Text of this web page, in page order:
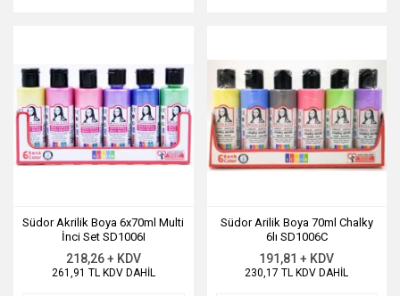
Südor Akrilik Boya 6x70ml Multi
İnci Set SD1006I
218,26 + KDV
261,91 TL KDV DAHİL
Südor Arilik Boya 70ml Chalky
6lı SD1006C
191,81 + KDV
230,17 TL KDV DAHİL